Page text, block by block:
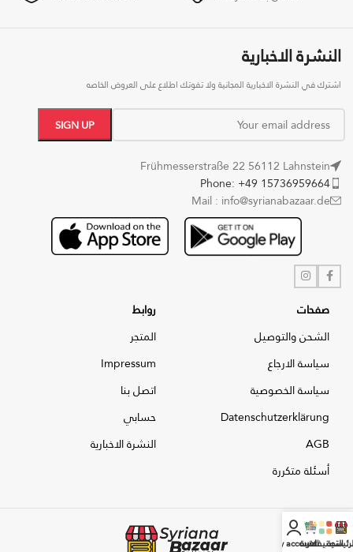
النشرة الاخبارية
اشترك في النشرة الاخبارية المجانية ولا تفوتك اطلاع على العروض الخاصه
Frühmesserstraße 22 56112 Lahnstein
Phone: +49 15736959664
Mail : info@syrianabazaar.de
صفحات
الشحن والتوصيل
سياسة الارجاع
سياسة الخصوصية
Datenschutzerklärung
AGB
أسئلة متكررة
روابط
المتجر
Impressum
اتصل بنا
حسابي
النشرة الاخبارية
التصنيفات
العربة
My account